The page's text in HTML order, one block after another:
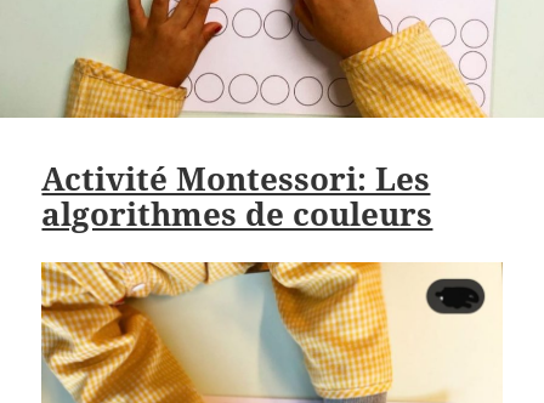
Activité Montessori: Les
algorithmes de couleurs